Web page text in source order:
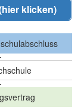
klicken)